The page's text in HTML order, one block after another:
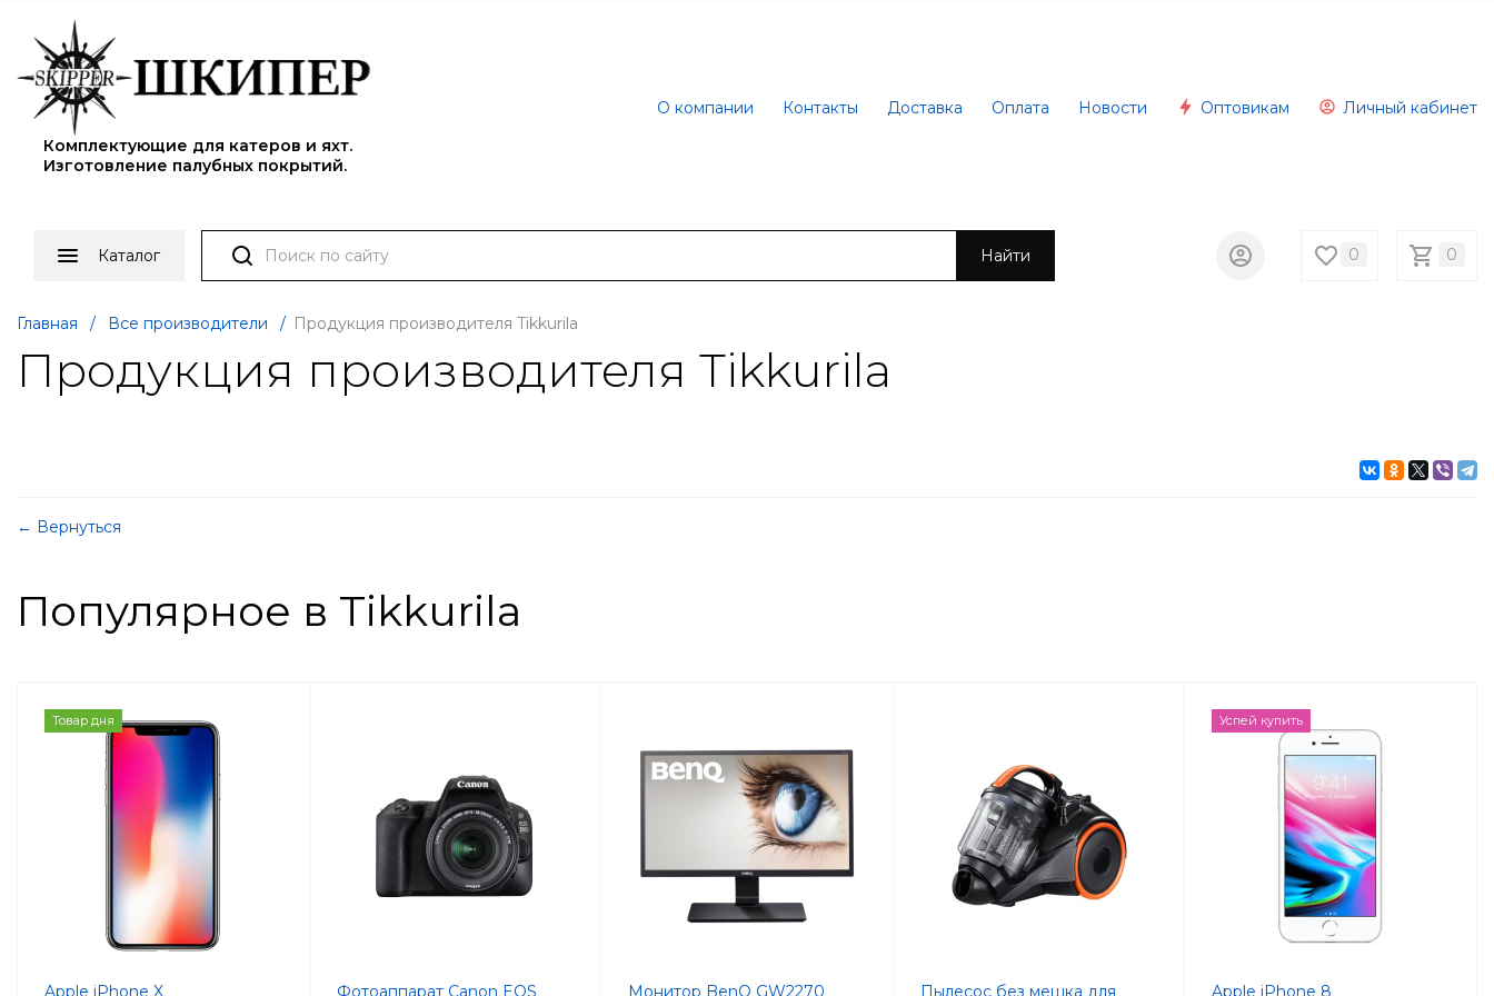
Комплектующие для катеров и яхт.
Изготовление палубных покрытий.
О компании Контакты Доставка Оплата Новости Оптовикам Личный кабинет
Каталог 0 0
Найти
Главная / Все производители / Продукция производителя Tikkurila
Продукция производителя Tikkurila
← Вернуться
Популярное в Tikkurila
Товар дня
Apple iPhone X
Фотоаппарат Canon EOS
Монитор BenQ GW2270
Пылесос без мешка для
Успей купить
Apple iPhone 8